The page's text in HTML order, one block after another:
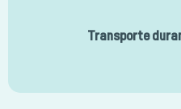
Transporte